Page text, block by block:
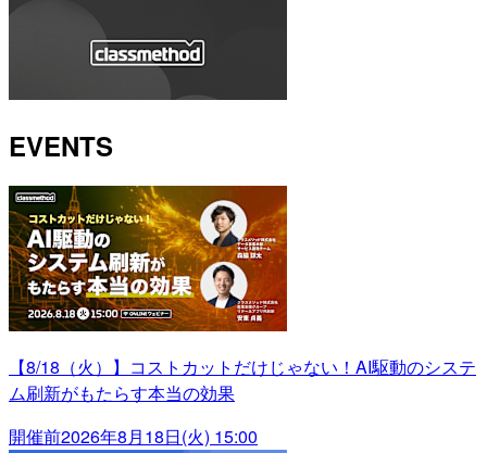
EVENTS
【8/18（火）】コストカットだけじゃない！AI駆動のシステ
ム刷新がもたらす本当の効果
開催前2026年8月18日(火) 15:00